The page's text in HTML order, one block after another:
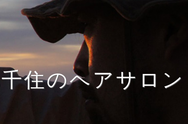
住のヘアサロン